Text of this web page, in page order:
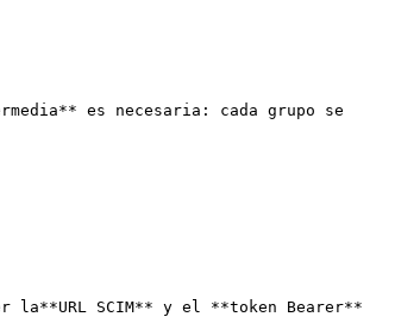
es necesaria: cada grupo se
SCIM** y el **token Bearer**